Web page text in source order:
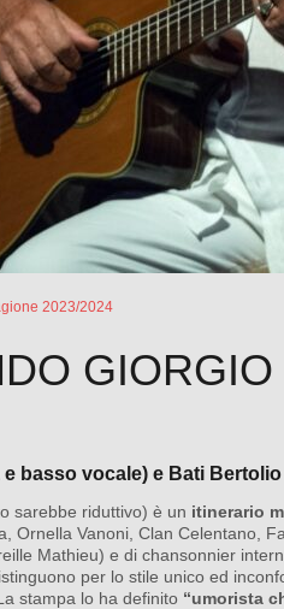
2023/2024
basso vocale) e Bati
sarebbe riduttivo) è un itinerario
Ornella Vanoni, Clan Celentano,
Mathieu) e di chansonnier
per lo stile unico ed
La stampa lo ha definito“umorista